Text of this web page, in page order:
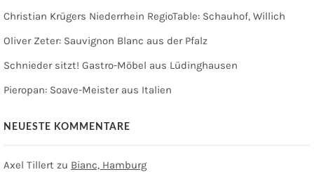
Christian Krügers Niederrhein RegioTable: Schauhof, Willich
Oliver Zeter: Sauvignon Blanc aus der Pfalz
Schnieder sitzt! Gastro-Möbel aus Lüdinghausen
Pieropan: Soave-Meister aus Italien
NEUESTE KOMMENTARE
Axel Tillert zu Bianc, Hamburg